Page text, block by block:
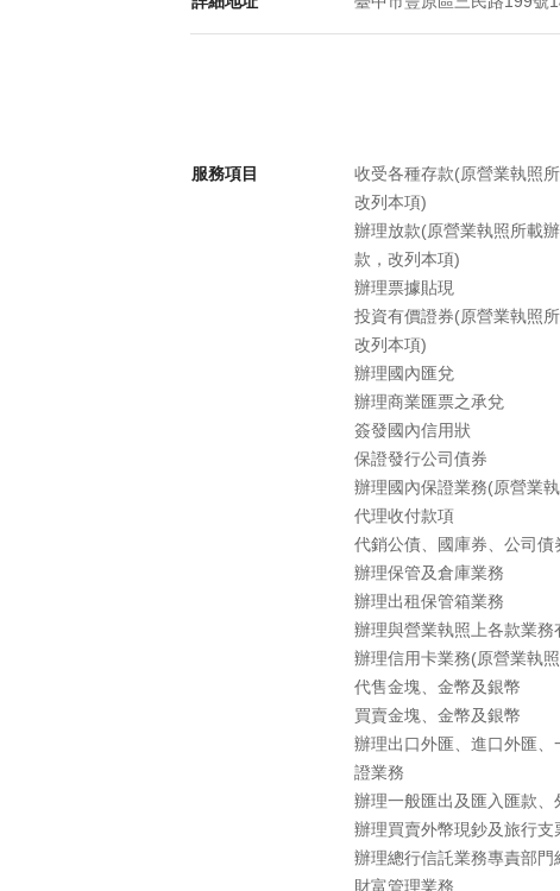
服務項目
收受各種存款(原營業執照
改列本項)
辦理放款(原營業執照所載
款，改列本項)
辦理票據貼現
投資有價證券(原營業執照
改列本項)
辦理國內匯兌
辦理商業匯票之承兌
簽發國內信用狀
保證發行公司債券
辦理國內保證業務(原營業
代理收付款項
代銷公債、國庫券、公司債
辦理保管及倉庫業務
辦理出租保管箱業務
辦理與營業執照上各款業
辦理信用卡業務(原營業執
代售金塊、金幣及銀幣
買賣金塊、金幣及銀幣
辦理出口外匯、進口外匯
證業務
辦理一般匯出及匯入匯款、
辦理買賣外幣現鈔及旅行支
辦理總行信託業務專責部
財富管理業務